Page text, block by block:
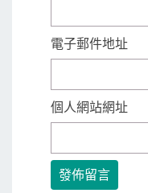
電子郵件地址
個人網站網址